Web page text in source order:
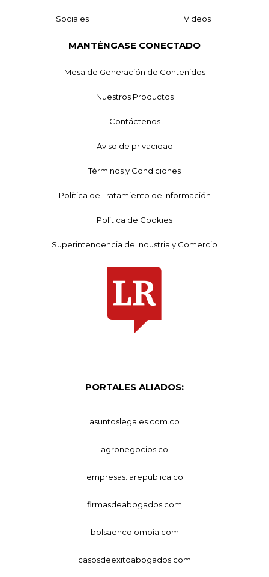
Sociales Videos
MANTÉNGASE CONECTADO
Mesa de Generación de Contenidos
Nuestros Productos
Contáctenos
Aviso de privacidad
Términos y Condiciones
Política de Tratamiento de Información
Política de Cookies
Superintendencia de Industria y Comercio
PORTALES ALIADOS:
asuntoslegales.com.co
agronegocios.co
empresas.larepublica.co
firmasdeabogados.com
bolsaencolombia.com
casosdeexitoabogados.com